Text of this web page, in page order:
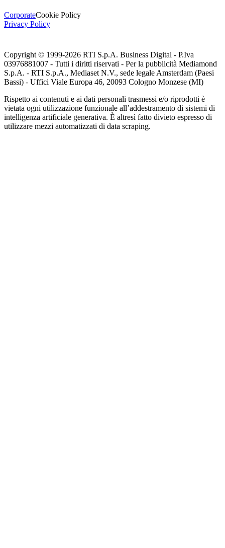
CorporateCookie Policy
Privacy Policy
Copyright © 1999-2026 RTI S.p.A. Business Digital - P.Iva
03976881007 - Tutti i diritti riservati - Per la pubblicità Mediamond
S.p.A. - RTI S.p.A., Mediaset N.V., sede legale Amsterdam (Paesi
Bassi) - Uffici Viale Europa 46, 20093 Cologno Monzese (MI)
Rispetto ai contenuti e ai dati personali trasmessi e/o riprodotti è
vietata ogni utilizzazione funzionale all’addestramento di sistemi di
intelligenza artificiale generativa. È altresì fatto divieto espresso di
utilizzare mezzi automatizzati di data scraping.